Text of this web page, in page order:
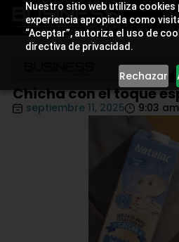
Nuestro sitio web utiliza cookies
experiencia apropiada como
“Aceptar”, autoriza el uso de
directiva de privacidad.
Rechazar
Chicha con el toque
septiembre 11, 2025 9:03 am